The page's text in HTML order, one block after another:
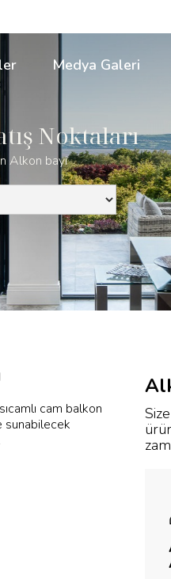
Medya Galeri
Noktaları
Alkon bayi
cam balkon
sunabilecek